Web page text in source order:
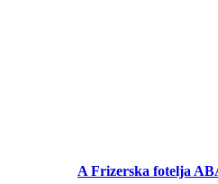
A Frizerska fotelja